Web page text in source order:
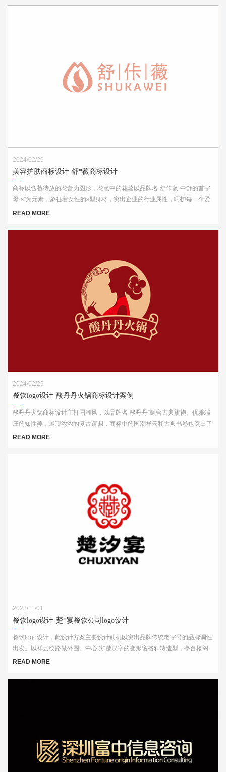
2024/02/29
美容护肤商标设计-舒*薇商标设计
商标以含苞待放的花蕾为图形，花苞中的花蕊以品牌名“舒佧薇”中舒的首字
母“s”为元素，象征着女性的s型身材，突出企业的行业属性，呵护每一个爱
美的你。
READ MORE
2024/02/29
餐饮logo设计-酸丹丹火锅商标设计案例
酸丹丹火锅商标设计主打国潮风，以品牌名“酸丹丹”融合古典旗袍、优雅端
庄的知性美，展现浓浓的复古请调，商标中的国潮祥云和古典书卷也突出了
中式元素，“祥云”又代表了吉祥，喜庆，幸福，更有人间烟火的气息，象征
READ MORE
2023/11/01
餐饮logo设计-楚*宴餐饮公司logo设计
餐饮logo设计，此设计方案主要设计动机以突出品牌传统老字号的品牌调性
出发。以祥云纹路做外围。中心以“楚汉字的变形窗格轩辕造型，亭台楼阁
酒肆的视觉印象，链接企业的行业特征
READ MORE